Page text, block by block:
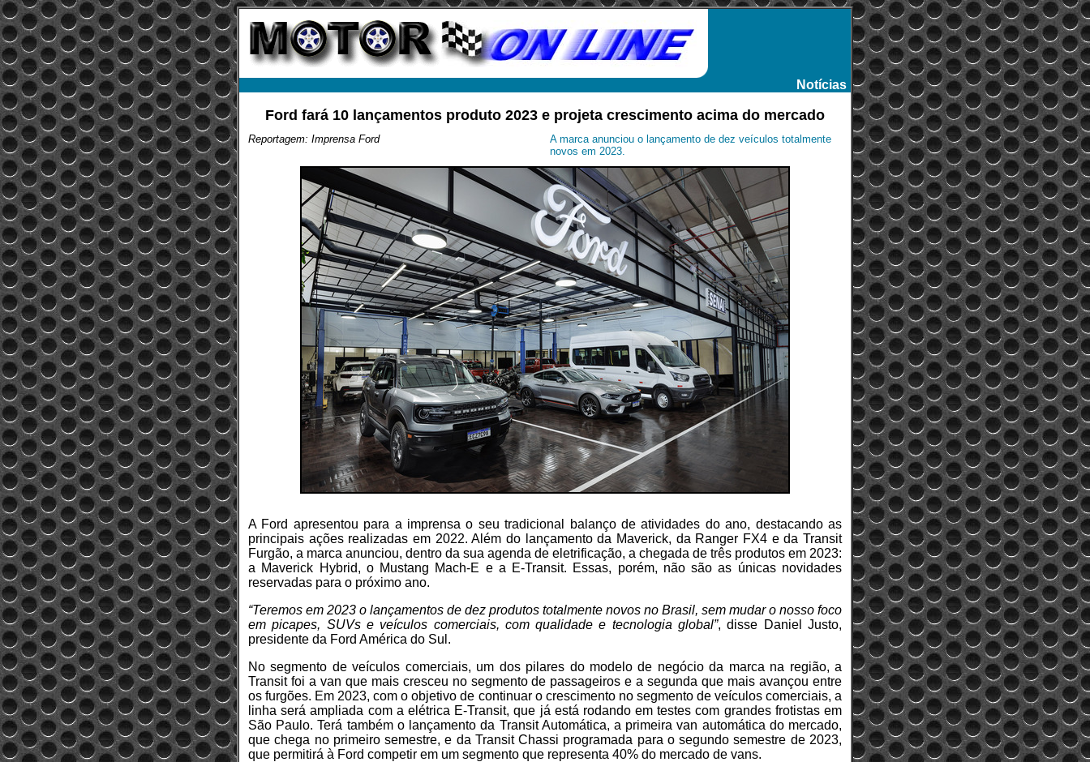
Notícias
Ford fará 10 lançamentos produto 2023 e projeta crescimento acima do mercado
Reportagem: Imprensa Ford
A marca anunciou o lançamento de dez veículos totalmente
novos em 2023.
A Ford apresentou para a imprensa o seu tradicional balanço de atividades do ano, destacando as
principais ações realizadas em 2022. Além do lançamento da Maverick, da Ranger FX4 e da Transit
Furgão, a marca anunciou, dentro da sua agenda de eletrificação, a chegada de três produtos em 2023:
a Maverick Hybrid, o Mustang Mach-E e a E-Transit. Essas, porém, não são as únicas novidades
reservadas para o próximo ano.
“Teremos em 2023 o lançamentos de dez produtos totalmente novos no Brasil, sem mudar o nosso foco
em picapes, SUVs e veículos comerciais, com qualidade e tecnologia global”, disse Daniel Justo,
presidente da Ford América do Sul.
No segmento de veículos comerciais, um dos pilares do modelo de negócio da marca na região, a
Transit foi a van que mais cresceu no segmento de passageiros e a segunda que mais avançou entre
os furgões. Em 2023, com o objetivo de continuar o crescimento no segmento de veículos comerciais, a
linha será ampliada com a elétrica E-Transit, que já está rodando em testes com grandes frotistas em
São Paulo. Terá também o lançamento da Transit Automática, a primeira van automática do mercado,
que chega no primeiro semestre, e da Transit Chassi programada para o segundo semestre de 2023,
que permitirá à Ford competir em um segmento que representa 40% do mercado de vans.